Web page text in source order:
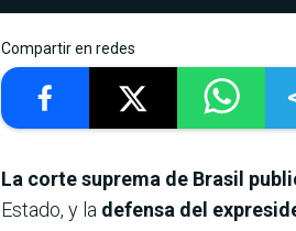
Compartir en redes
La corte suprema de Brasil
Estado, y la defensa del